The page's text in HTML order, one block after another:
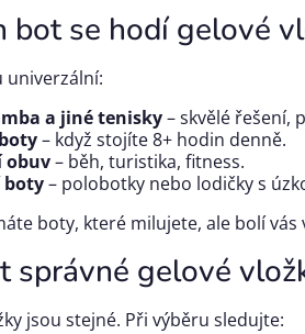
bot se hodí gelové
univerzální:
a jiné tenisky– skvělé řešení,
– když stojíte 8+ hodin denně.
obuv– běh, turistika, fitness.
boty– polobotky nebo lodičky s
boty, které milujete, ale bolí vás
správné gelové
jsou stejné. Při výběru sledujte: